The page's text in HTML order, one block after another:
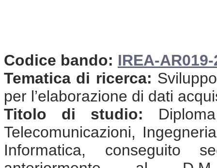
Codice bando: IREA-
Tematica di ricerca:
per l’elaborazione di dati
Titolo di studio:
Telecomunicazioni,
Informatica, conseguito